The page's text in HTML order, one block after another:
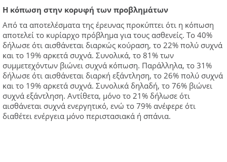
Η κόπωση στην κορυφή των προβλημάτων
Από τα αποτελέσματα της έρευνας προκύπτει ότι η κόπωση
αποτελεί το κυρίαρχο πρόβλημα για τους ασθενείς. Το 40%
δήλωσε ότι αισθάνεται διαρκώς κούραση, το 22% πολύ συχνά
και το 19% αρκετά συχνά. Συνολικά, το 81% των
συμμετεχόντων βιώνει συχνά κόπωση. Παράλληλα, το 31%
δήλωσε ότι αισθάνεται διαρκή εξάντληση, το 26% πολύ συχνά
και το 19% αρκετά συχνά. Συνολικά δηλαδή, το 76% βιώνει
συχνά εξάντληση. Αντίθετα, μόνο το 21% δήλωσε ότι
αισθάνεται συχνά ενεργητικό, ενώ το 79% ανέφερε ότι
διαθέτει ενέργεια μόνο περιστασιακά ή σπάνια.